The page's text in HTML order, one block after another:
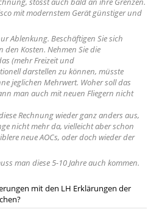
mit modernstem Gerät günstiger und
Ablenkung. Beschäftigen Sie sich
Kosten. Nehmen Sie die
(mehr Freizeit und
darstellen zu können, müsste
jeglichen Mehrwert. Woher soll das
man auch mit neuen Fliegern nicht
Rechnung wieder ganz anders aus,
nicht mehr da, vielleicht aber schon
neue AOCs, oder doch wieder der
man diese 5-10 Jahre auch kommen.
mit den LH Erklärungen der